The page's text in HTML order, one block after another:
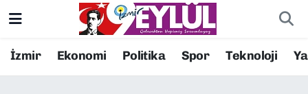
İzmir Ekonomi Politika Spor Teknoloji
Resmi İlanlar
Konak Nöbetçi Eczaneler